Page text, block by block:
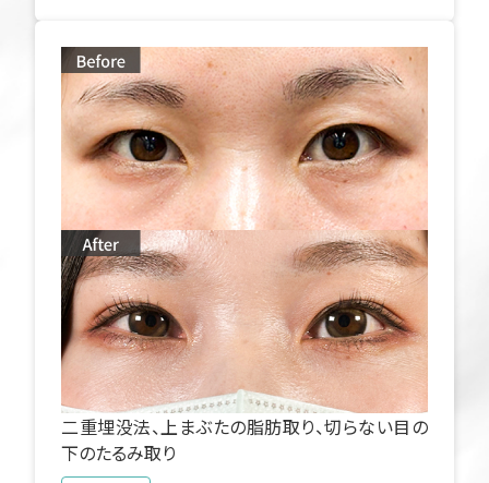
二重埋没法、上まぶたの脂肪取り、切らない目の
下のたるみ取り